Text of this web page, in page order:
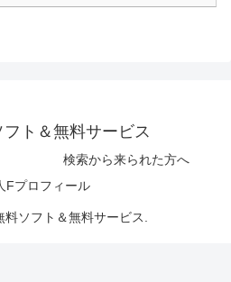
ト＆無料サービス
検索から来られた方へ
Fプロフィール
ソフト＆無料サービス.